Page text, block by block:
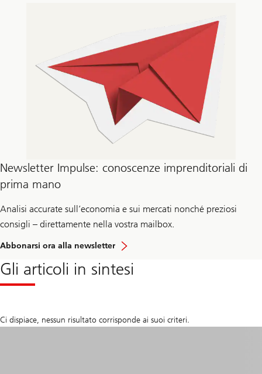
Newsletter Impulse: conoscenze imprenditoriali di
prima mano
Analisi accurate sull’economia e sui mercati nonché preziosi
consigli – direttamente nella vostra mailbox.
Abbonarsi ora alla newsletter
Gli articoli in sintesi
Ci dispiace, nessun risultato corrisponde ai suoi criteri.